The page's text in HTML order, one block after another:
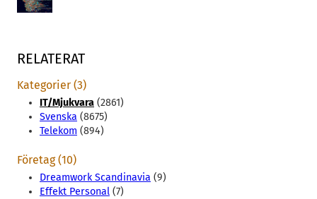
RELATERAT
Kategorier (3)
IT/Mjukvara (2861)
Svenska (8675)
Telekom (894)
Företag (10)
Dreamwork Scandinavia (9)
Effekt Personal (7)